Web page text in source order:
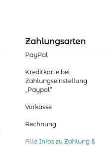
Zahlungsarten
PayPal
Kreditkarte bei
Zahlungseinstellung
„Paypal“
Vorkasse
Rechnung
Alle Infos zu Zahlung &